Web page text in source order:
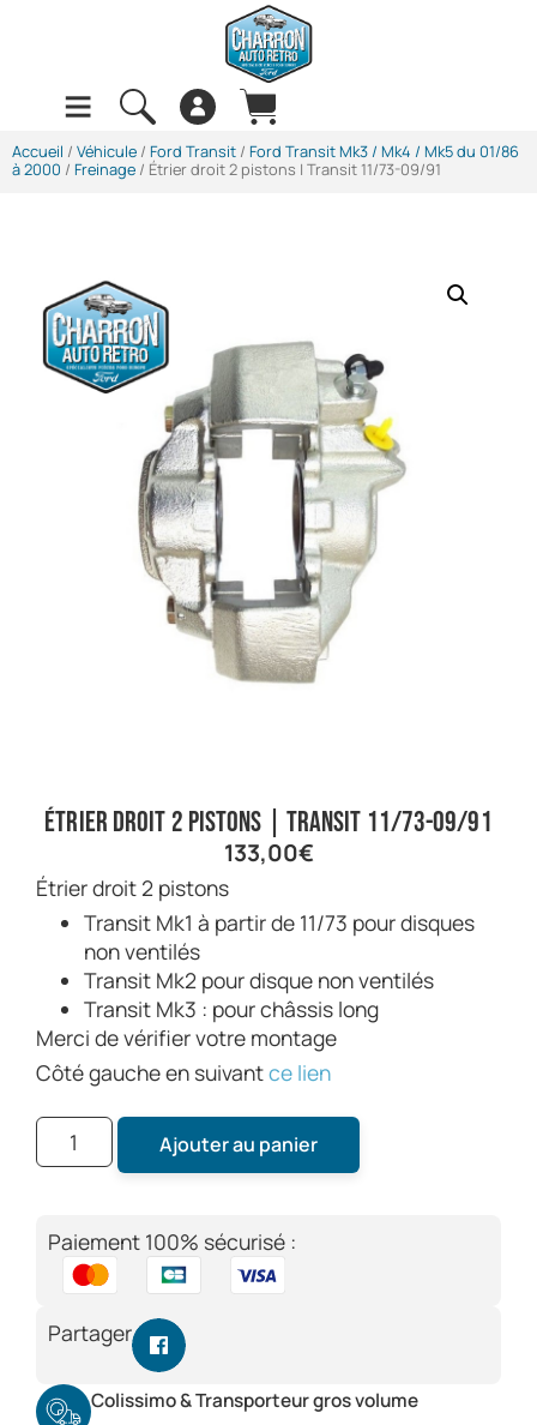
Accueil / Véhicule / Ford Transit / Ford Transit Mk3 / Mk4 / Mk5 du 01/86
à 2000 / Freinage / Étrier droit 2 pistons | Transit 11/73-09/91
Étrier droit 2 pistons | Transit 11/73-09/91
133,00€
Étrier droit 2 pistons
Transit Mk1 à partir de 11/73 pour disques
non ventilés
Transit Mk2 pour disque non ventilés
Transit Mk3 : pour châssis long
Merci de vérifier votre montage
Côté gauche en suivantce lien
Ajouter au panier
Paiement 100% sécurisé :
Partager
Colissimo & Transporteur gros volume